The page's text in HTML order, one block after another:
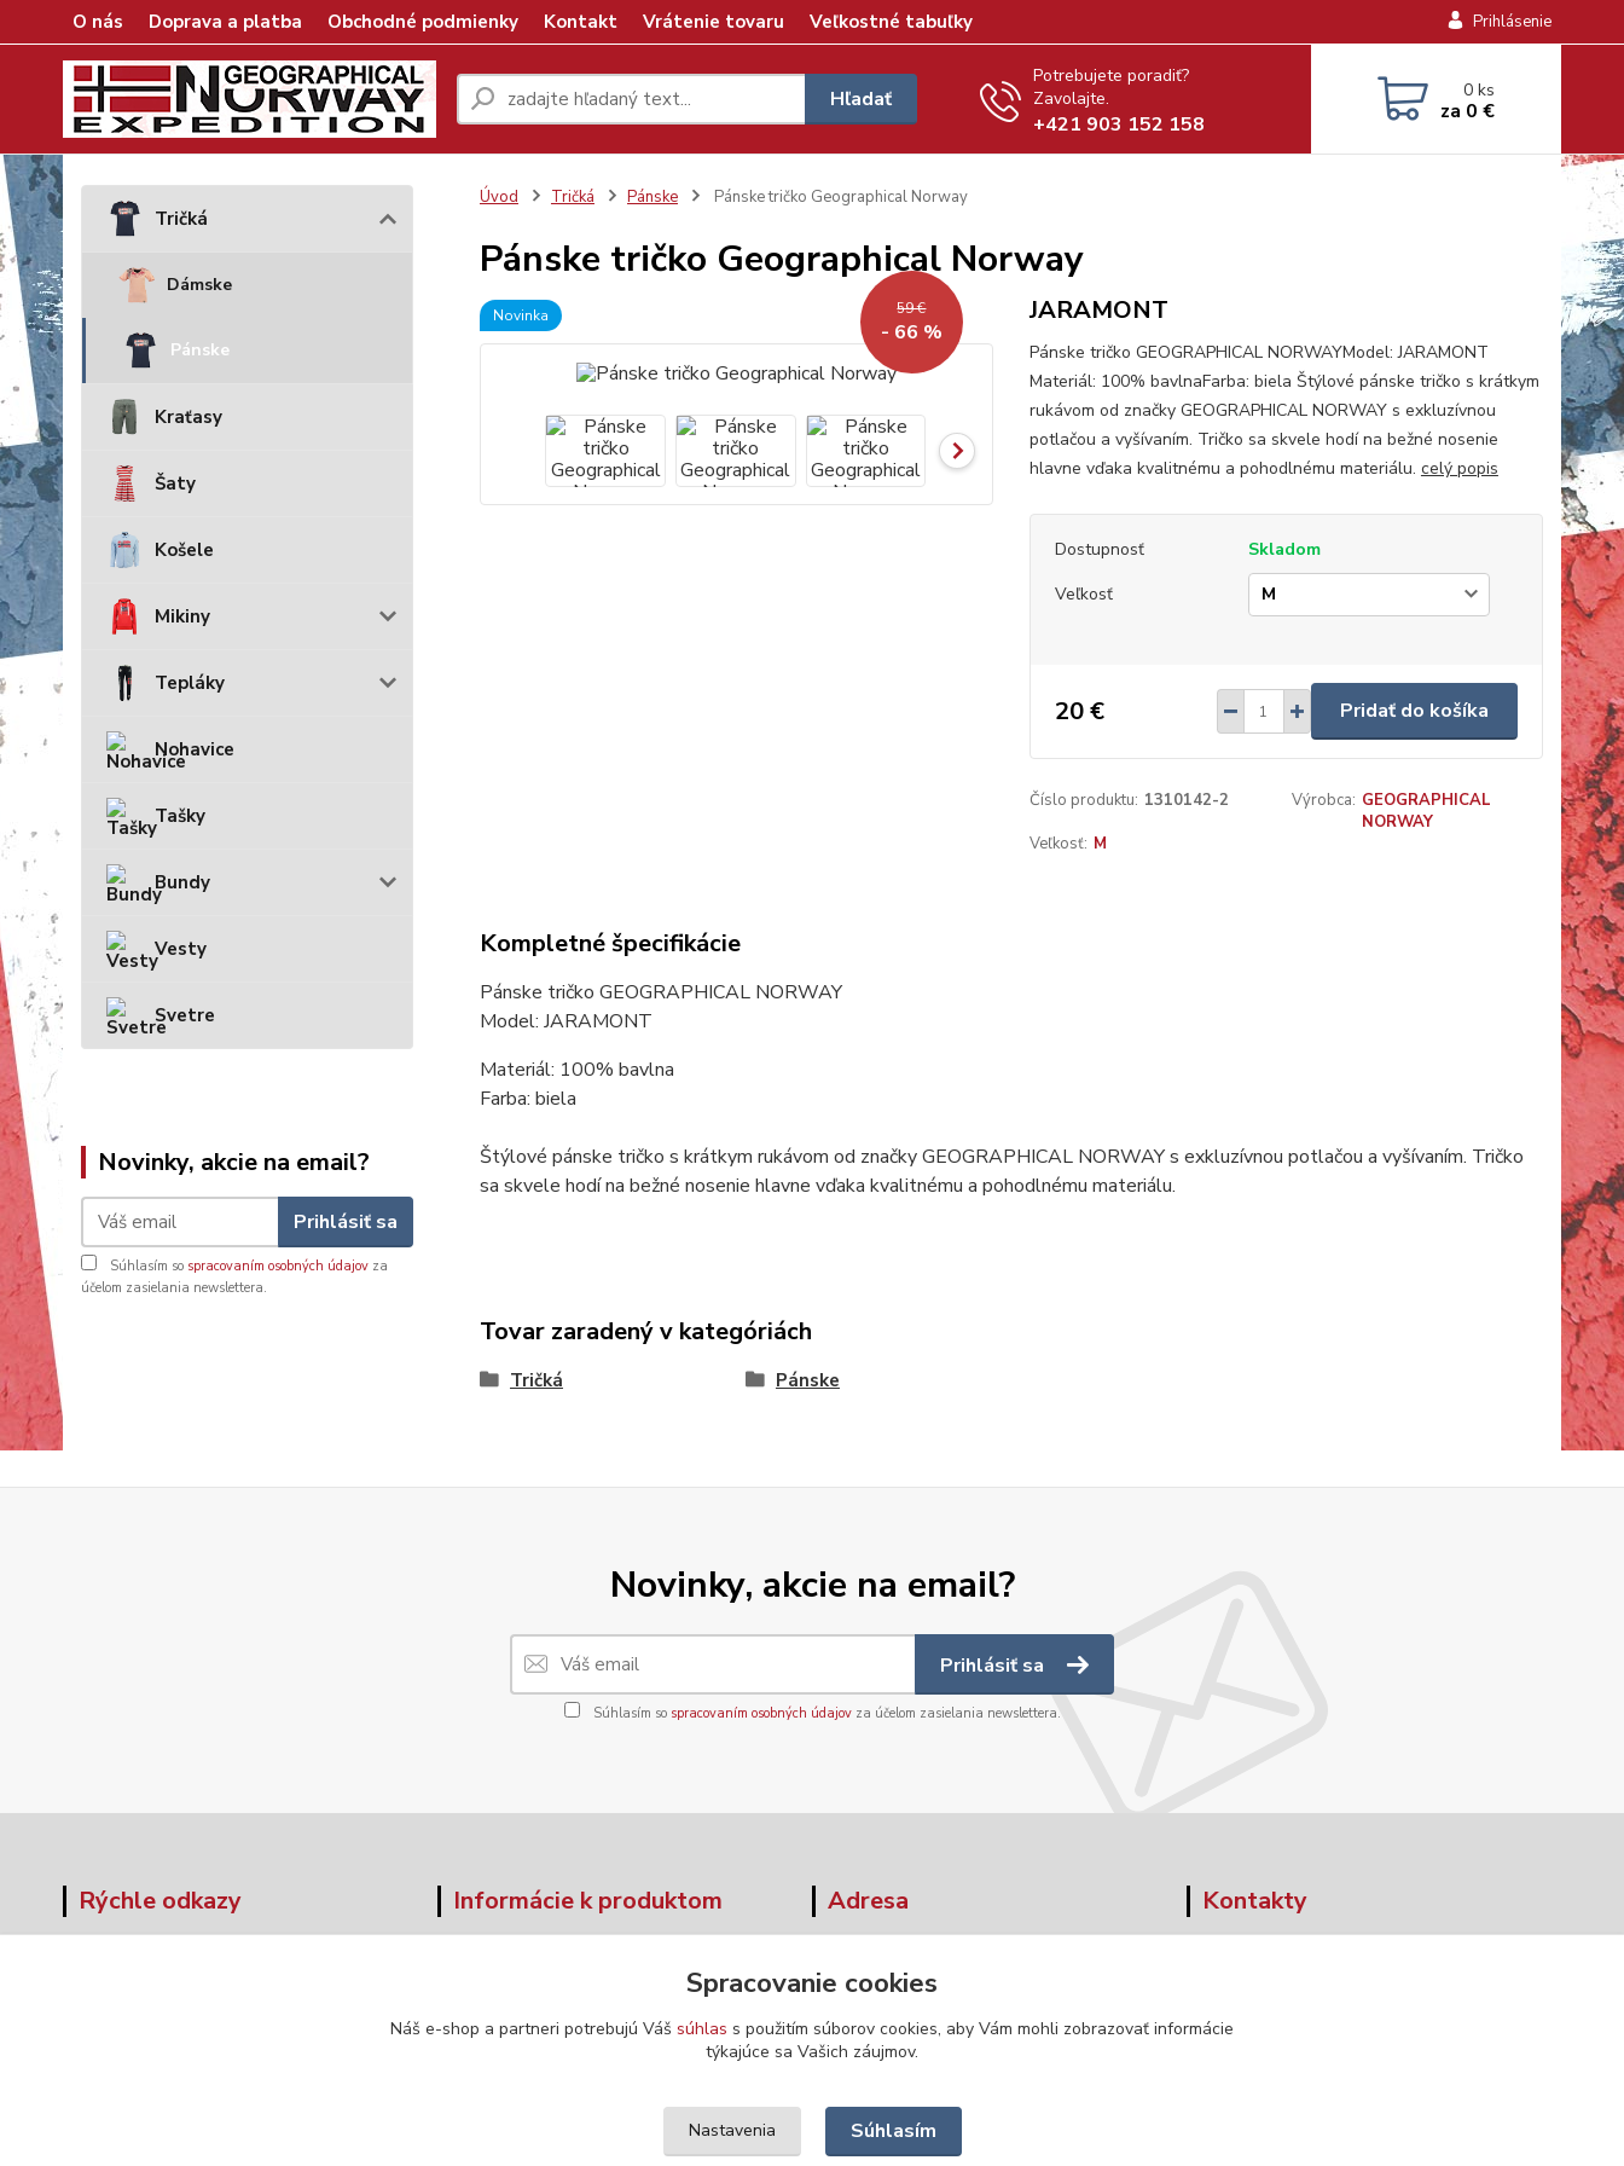
O nás Doprava a platba Obchodné podmienky Kontakt Vrátenie tovaru Veľkostné tabuľky Prihlásenie
Hľadať
Potrebujete poradiť?
Zavolajte.
+421 903 152 158
0ks
za 0 €
Tričká
Dámske
Pánske
Kraťasy
Šaty
Košele
Mikiny
Tepláky
Nohavice
Tašky
Bundy
Vesty
Svetre
Novinky, akcie na email?
Prihlásiť sa
Súhlasím so spracovaním osobných údajov za
účelom zasielania newslettera.
Úvod Tričká Pánske Pánske tričko Geographical Norway
Pánske tričko Geographical Norway
Novinka 59 €
- 66 %
JARAMONT
Pánske tričko GEOGRAPHICAL NORWAYModel: JARAMONT
Materiál: 100% bavlnaFarba: biela Štýlové pánske tričko s krátkym
rukávom od značky GEOGRAPHICAL NORWAY s exkluzívnou
potlačou a vyšívaním. Tričko sa skvele hodí na bežné nosenie
hlavne vďaka kvalitnému a pohodlnému materiálu. celý popis
Dostupnosť
Skladom
Veľkosť
20 € Pridať do košíka
Číslo produktu: 1310142-2 Výrobca: GEOGRAPHICAL
NORWAY
Veľkosť: M
Kompletné špecifikácie
Pánske tričko GEOGRAPHICAL NORWAY
Model: JARAMONT
Materiál: 100% bavlna
Farba: biela
Štýlové pánske tričko s krátkym rukávom od značky GEOGRAPHICAL NORWAY s exkluzívnou potlačou a vyšívaním. Tričko
sa skvele hodí na bežné nosenie hlavne vďaka kvalitnému a pohodlnému materiálu.
Tovar zaradený v kategóriách
Tričká Pánske
Novinky, akcie na email?
Prihlásiť sa
Súhlasím so spracovaním osobných údajovza účelom zasielania newslettera.
Rýchle odkazy Informácie k produktom Adresa
Banská Bystrica
974 04
Kontakty
info@norwaywear.sk
Spracovanie cookies
Náš e-shop a partneri potrebujú Váš súhlas s použitím súborov cookies, aby Vám mohli zobrazovať informácie
týkajúce sa Vašich záujmov.
Nastavenia Súhlasím